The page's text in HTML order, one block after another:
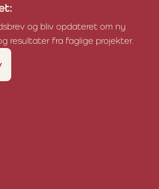
og bliv opdateret om ny
resultater fra faglige projekter.